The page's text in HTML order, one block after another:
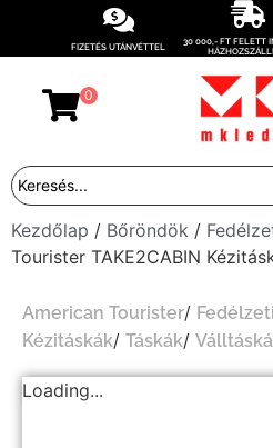
FIZETÉS UTÁNVÉTTEL
30 000,- FT FELETT
0
Kezdőlap / Bőröndök /
Tourister TAKE2CABIN
American Tourister/
Kézitáskák/ Táskák/
Loading...